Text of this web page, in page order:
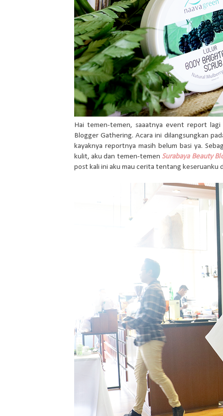
Hai temen-temen, saaatnya event report
Blogger Gathering. Acara ini dilangsungkan
kayaknya reportnya masih belum basi ya.
kulit, aku dan temen-temen Surabaya Beauty
post kali ini aku mau cerita tentang keseruanku